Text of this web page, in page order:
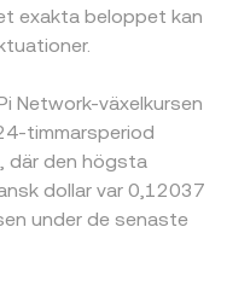
exakta beloppet kan
Network-växelkursen
timmarsperiod
där den högsta
dollar var 0,12037
under de senaste